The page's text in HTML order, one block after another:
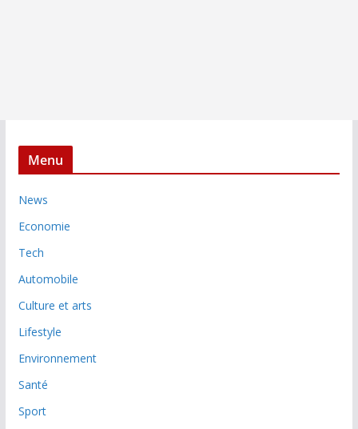
Menu
News
Economie
Tech
Automobile
Culture et arts
Lifestyle
Environnement
Santé
Sport